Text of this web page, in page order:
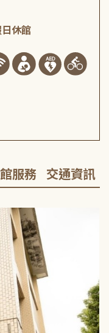
休館
服務 交通資訊